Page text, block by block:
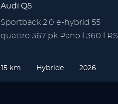
Audi Q5
Sportback 2.0 e-hybrid 55
quattro 367 pk Pano l 360 l RS
15 km Hybride 2026